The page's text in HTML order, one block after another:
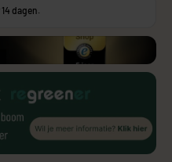
dagen.